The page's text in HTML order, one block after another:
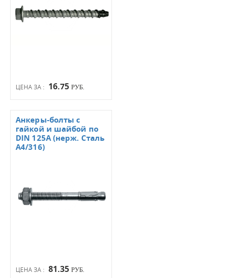
ЦЕНА ЗА : 16.75 РУБ.
ЦЕНА ЗА : 81.35 РУБ.
Анкеры-болты с
гайкой и шайбой по
DIN 125А (нерж. Сталь
А4/316)